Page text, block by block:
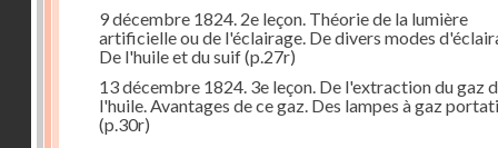
9 décembre 1824. 2e leçon. Théorie de la lumière
artificielle ou de l'éclairage. De divers modes
De l'huile et du suif(p.27r)
13 décembre 1824. 3e leçon. De l'extraction du gaz
l'huile. Avantages de ce gaz. Des lampes à gaz
(p.30r)